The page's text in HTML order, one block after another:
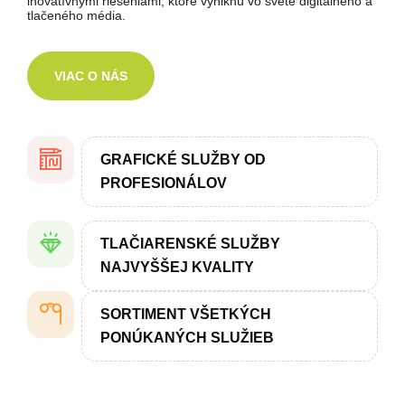
tlačeného média.
VIAC O NÁS
GRAFICKÉ SLUŽBY OD
PROFESIONÁLOV
TLAČIARENSKÉ SLUŽBY
NAJVYŠŠEJ KVALITY
SORTIMENT VŠETKÝCH
PONÚKANÝCH SLUŽIEB